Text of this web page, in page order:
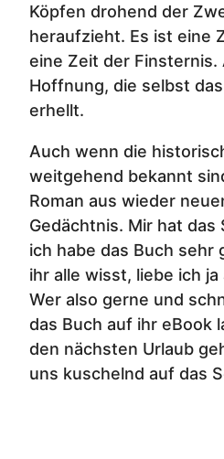
Köpfen drohend der
heraufzieht. Es ist eine
eine Zeit der Finsternis.
Hoffnung, die selbst
erhellt.
Auch wenn die
weitgehend bekannt
Roman aus wieder
Gedächtnis. Mir hat das
ich habe das Buch sehr
ihr alle wisst, liebe ich
Wer also gerne und
das Buch auf ihr eBook
den nächsten Urlaub
uns kuschelnd auf das